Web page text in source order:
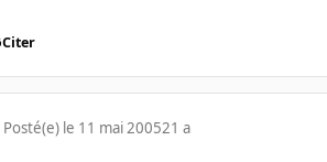
Citer
Posté(e) le 11 mai 200521 a